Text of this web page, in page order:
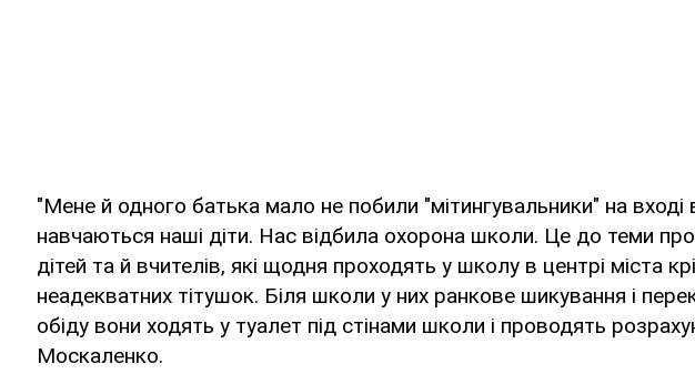
"Мене й одного батька мало не побили "мітингувальники" на
навчаються наші діти. Нас відбила охорона школи. Це до теми
дітей та й вчителів, які щодня проходять у школу в центрі міста
неадекватних тітушок. Біля школи у них ранкове шикування і
обіду вони ходять у туалет під стінами школи і проводять
Москаленко.